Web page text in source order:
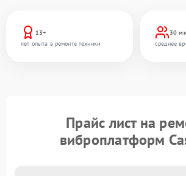
13+
лет опыта в ремонте техники
30
среднее
Прайс лист на
виброплатформ